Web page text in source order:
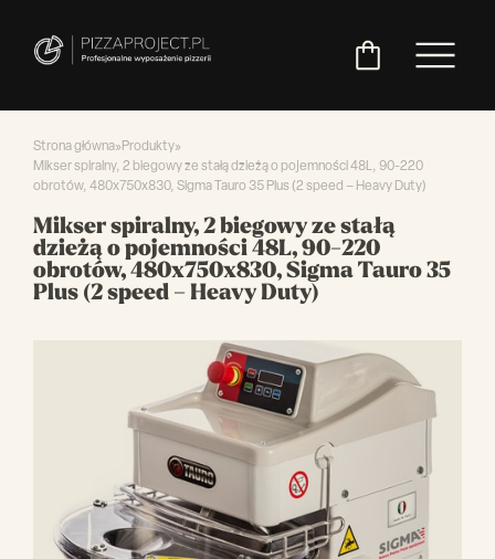
piece
do
pizzy
do
ciasta
do
ciasta
do
pizzy
asortyment
Strona główna»Produkty»
Mikser spiralny, 2 biegowy ze stałą dzieżą o pojemności 48L, 90-220
obrotów, 480x750x830, Sigma Tauro 35 Plus (2 speed – Heavy Duty)
Mikser spiralny, 2 biegowy ze stałą
dzieżą o pojemności 48L, 90-220
obrotów, 480x750x830, Sigma Tauro 35
Plus (2 speed – Heavy Duty)